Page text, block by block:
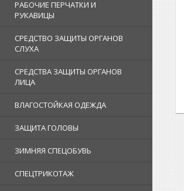
РАБОЧИЕ ПЕРЧАТКИ И
РУКАВИЦЫ
СРЕДСТВО ЗАЩИТЫ ОРГАНОВ
СЛУХА
СРЕДСТВА ЗАЩИТЫ ОРГАНОВ
ЛИЦА
ВЛАГОСТОЙКАЯ ОДЕЖДА
ЗАЩИТА ГОЛОВЫ
ЗИМНЯЯ СПЕЦОБУВЬ
СПЕЦТРИКОТАЖ